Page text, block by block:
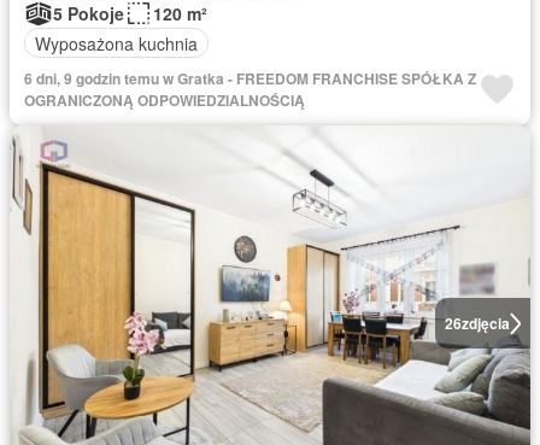
5 Pokoje
120 m²
Wyposażona kuchnia
6 dni, 9 godzin temu w Gratka - FREEDOM FRANCHISE SPÓŁKA Z
OGRANICZONĄ ODPOWIEDZIALNOŚCIĄ
26zdjęcia